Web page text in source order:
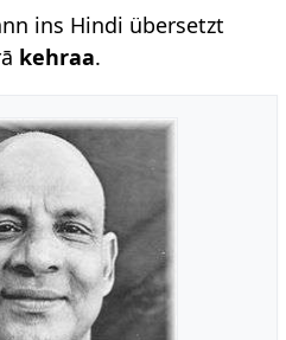
ins Hindi übersetzt
kehraa.